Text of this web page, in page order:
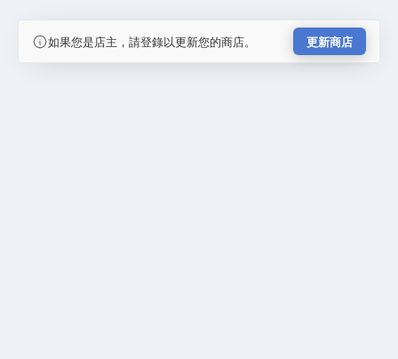
如果您是店主，請登錄以更新您的商店。 更新商店